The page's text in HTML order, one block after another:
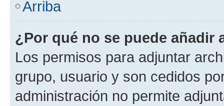
Arriba
¿Por qué no se puede añadir
Los permisos para adjuntar
grupo, usuario y son cedidos
administración no permite